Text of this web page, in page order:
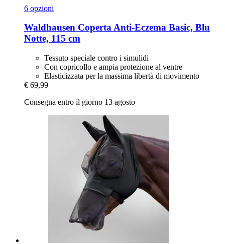
6 opzioni
Waldhausen Coperta Anti-​Eczema Basic, Blu
Notte, 115 cm
Tessuto speciale contro i simulidi
Con copricollo e ampia protezione al ventre
Elasticizzata per la massima libertà di movimento
€ 69,99
Consegna entro il giorno 13 agosto